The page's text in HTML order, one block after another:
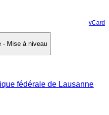
vCard
- Mise à niveau